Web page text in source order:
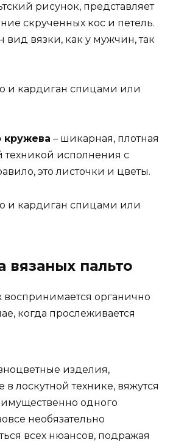
рисунок, представляет
скрученных кос и петель.
вид вязки, как у мужчин, так
кружева – шикарная, плотная
техникой исполнения с
это листочки и цветы.
вязаных пальто
воспринимается органично
когда прослеживается
изделия,
лоскутной технике, вяжутся
одного
необязательно
всех нюансов, подражая